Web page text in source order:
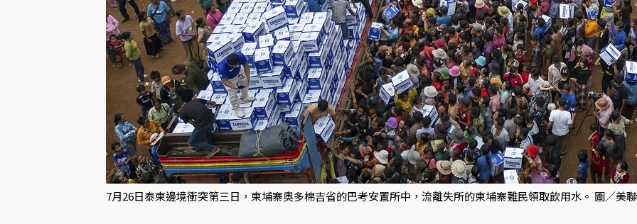
7月26日泰柬邊境衝突第三日，柬埔寨奧多棉吉省的巴考安置所中，流離失所的柬埔寨難民領取飲用水。 圖／美